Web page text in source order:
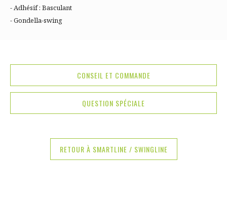
- Adhésif : Basculant
- Gondella-swing
CONSEIL ET COMMANDE
QUESTION SPÉCIALE
RETOUR À SMARTLINE / SWINGLINE